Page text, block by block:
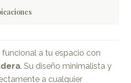
a tu espacio con
. Su diseño minimalista y
a cualquier